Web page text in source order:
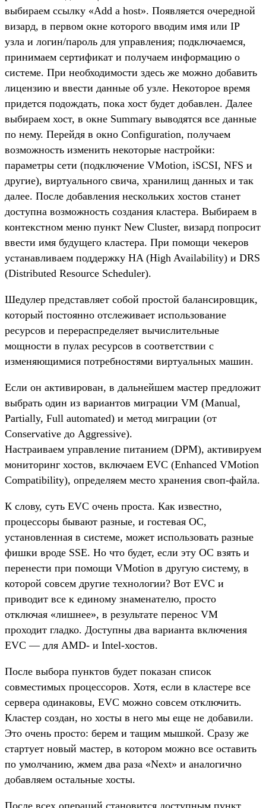
выбираем ссылку «Add a host». Появляется очередной
визард, в первом окне которого вводим имя или IP
узла и логин/пароль для управления; подключаемся,
принимаем сертификат и получаем информацию о
системе. При необходимости здесь же можно добавить
лицензию и ввести данные об узле. Некоторое время
придется подождать, пока хост будет добавлен. Далее
выбираем хост, в окне Summary выводятся все данные
по нему. Перейдя в окно Configuration, получаем
возможность изменить некоторые настройки:
параметры сети (подключение VMotion, iSCSI, NFS и
другие), виртуального свича, хранилищ данных и так
далее. После добавления нескольких хостов станет
доступна возможность создания кластера. Выбираем в
контекстном меню пункт New Cluster, визард попросит
ввести имя будущего кластера. При помощи чекеров
устанавливаем поддержку HA (High Availability) и DRS
(Distributed Resource Scheduler).
Шедулер представляет собой простой балансировщик,
который постоянно отслеживает использование
ресурсов и перераспределяет вычислительные
мощности в пулах ресурсов в соответствии с
изменяющимися потребностями виртуальных машин.
Если он активирован, в дальнейшем мастер предложит
выбрать один из вариантов миграции VM (Manual,
Partially, Full automated) и метод миграции (от
Conservative до Aggressive).
Настраиваем управление питанием (DPM), активируем
мониторинг хостов, включаем EVC (Enhanced VMotion
Compatibility), определяем место хранения своп-файла.
К слову, суть EVC очень проста. Как известно,
процессоры бывают разные, и гостевая ОС,
установленная в системе, может использовать разные
фишки вроде SSE. Но что будет, если эту ОС взять и
перенести при помощи VMotion в другую систему, в
которой совсем другие технологии? Вот EVC и
приводит все к единому знаменателю, просто
отключая «лишнее», в результате перенос VM
проходит гладко. Доступны два варианта включения
EVC — для AMD- и Intel-хостов.
После выбора пунктов будет показан список
совместимых процессоров. Хотя, если в кластере все
сервера одинаковы, EVC можно совсем отключить.
Кластер создан, но хосты в него мы еще не добавили.
Это очень просто: берем и тащим мышкой. Сразу же
стартует новый мастер, в котором можно все оставить
по умолчанию, жмем два раза «Next» и аналогично
добавляем остальные хосты.